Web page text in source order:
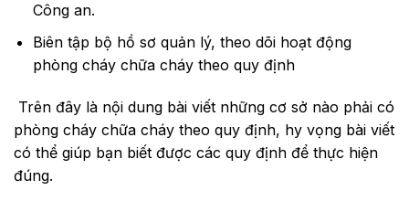
Công an.
Biên tập bộ hồ sơ quản lý, theo dõi hoạt động
phòng cháy chữa cháy theo quy định
Trên đây là nội dung bài viết những cơ sở nào phải có
phòng cháy chữa cháy theo quy định, hy vọng bài viết
có thể giúp bạn biết được các quy định để thực hiện
đúng.